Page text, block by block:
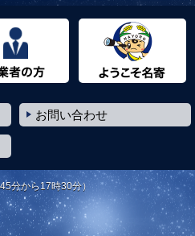
お問い合わせ
分から17時30分）